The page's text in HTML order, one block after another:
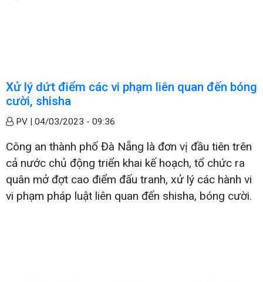
Xử lý dứt điểm các vi phạm liên quan đến bóng
cười, shisha
PV | 04/03/2023 - 09:36
Công an thành phố Đà Nẵng là đơn vị đầu tiên trên
cả nước chủ động triển khai kế hoạch, tổ chức ra
quân mở đợt cao điểm đấu tranh, xử lý các hành vi
vi phạm pháp luật liên quan đến shisha, bóng cười.